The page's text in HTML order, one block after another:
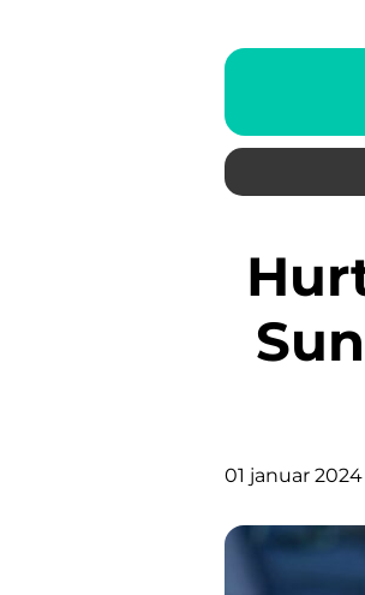
Hurtig vegetarisk aftensmad:
01 januar 2024